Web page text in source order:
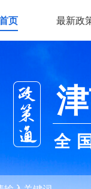
页 最新政
全